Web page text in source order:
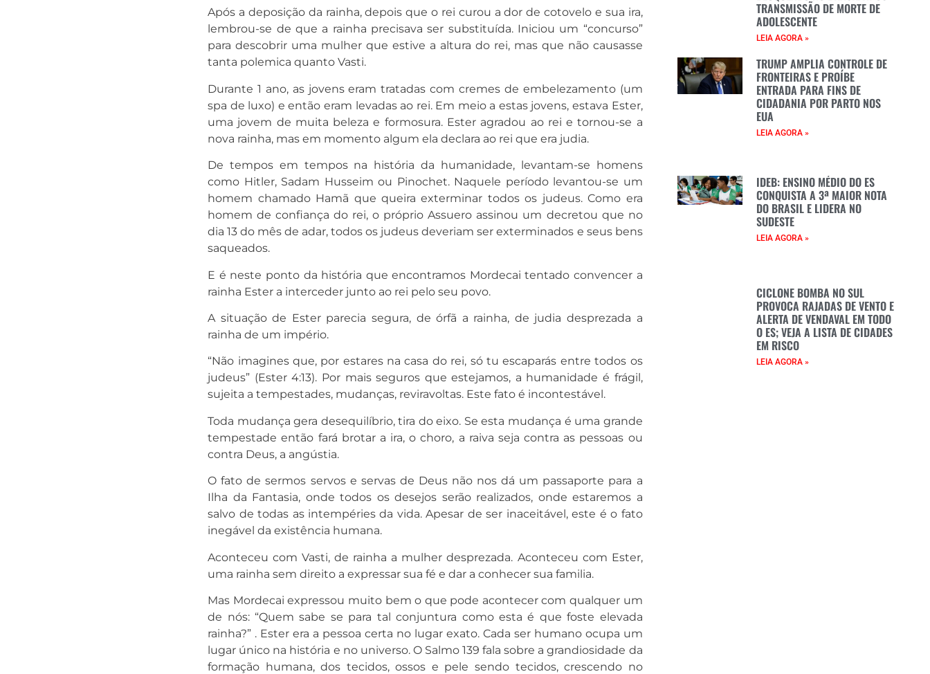
Após a deposição da rainha, depois que o rei curou a dor de cotovelo e sua ira,
lembrou-se de que a rainha precisava ser substituída. Iniciou um “concurso”
para descobrir uma mulher que estive a altura do rei, mas que não causasse
tanta polemica quanto Vasti.
Durante 1 ano, as jovens eram tratadas com cremes de embelezamento (um
spa de luxo) e então eram levadas ao rei. Em meio a estas jovens, estava Ester,
uma jovem de muita beleza e formosura. Ester agradou ao rei e tornou-se a
nova rainha, mas em momento algum ela declara ao rei que era judia.
De tempos em tempos na história da humanidade, levantam-se homens
como Hitler, Sadam Husseim ou Pinochet. Naquele período levantou-se um
homem chamado Hamã que queira exterminar todos os judeus. Como era
homem de confiança do rei, o próprio Assuero assinou um decretou que no
dia 13 do mês de adar, todos os judeus deveriam ser exterminados e seus bens
saqueados.
E é neste ponto da história que encontramos Mordecai tentado convencer a
rainha Ester a interceder junto ao rei pelo seu povo.
A situação de Ester parecia segura, de órfã a rainha, de judia desprezada a
rainha de um império.
“Não imagines que, por estares na casa do rei, só tu escaparás entre todos os
judeus” (Ester 4:13). Por mais seguros que estejamos, a humanidade é frágil,
sujeita a tempestades, mudanças, reviravoltas. Este fato é incontestável.
Toda mudança gera desequilíbrio, tira do eixo. Se esta mudança é uma grande
tempestade então fará brotar a ira, o choro, a raiva seja contra as pessoas ou
contra Deus, a angústia.
O fato de sermos servos e servas de Deus não nos dá um passaporte para a
Ilha da Fantasia, onde todos os desejos serão realizados, onde estaremos a
salvo de todas as intempéries da vida. Apesar de ser inaceitável, este é o fato
inegável da existência humana.
Aconteceu com Vasti, de rainha a mulher desprezada. Aconteceu com Ester,
uma rainha sem direito a expressar sua fé e dar a conhecer sua familia.
Mas Mordecai expressou muito bem o que pode acontecer com qualquer um
de nós: “Quem sabe se para tal conjuntura como esta é que foste elevada
rainha?” . Ester era a pessoa certa no lugar exato. Cada ser humano ocupa um
lugar único na história e no universo. O Salmo 139 fala sobre a grandiosidade da
formação humana, dos tecidos, ossos e pele sendo tecidos, crescendo no
TRANSMISSÃO DE MORTE DE
ADOLESCENTE
LEIA AGORA »
TRUMP AMPLIA CONTROLE DE
FRONTEIRAS E PROÍBE
ENTRADA PARA FINS DE
CIDADANIA POR PARTO NOS
EUA
LEIA AGORA »
IDEB: ENSINO MÉDIO DO ES
CONQUISTA A 3ª MAIOR NOTA
DO BRASIL E LIDERA NO
SUDESTE
LEIA AGORA »
CICLONE BOMBA NO SUL
PROVOCA RAJADAS DE VENTO E
ALERTA DE VENDAVAL EM TODO
O ES; VEJA A LISTA DE CIDADES
EM RISCO
LEIA AGORA »